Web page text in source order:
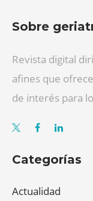
Sobre
Revista digital
afines que
de interés para
Categorías
Actualidad